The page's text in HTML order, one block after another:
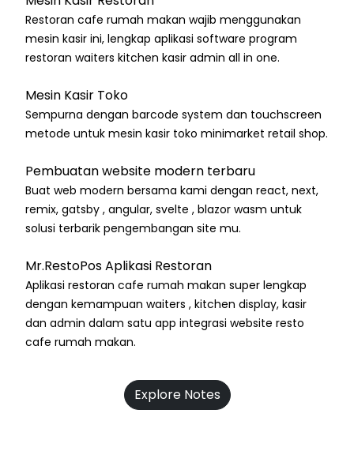
Restoran cafe rumah makan wajib menggunakan
mesin kasir ini, lengkap aplikasi software program
restoran waiters kitchen kasir admin all in one.
Mesin Kasir Toko
Sempurna dengan barcode system dan touchscreen
metode untuk mesin kasir toko minimarket retail shop.
Pembuatan website modern terbaru
Buat web modern bersama kami dengan react, next,
remix, gatsby , angular, svelte , blazor wasm untuk
solusi terbarik pengembangan site mu.
Mr.RestoPos Aplikasi Restoran
Aplikasi restoran cafe rumah makan super lengkap
dengan kemampuan waiters , kitchen display, kasir
dan admin dalam satu app integrasi website resto
cafe rumah makan.
Explore Notes